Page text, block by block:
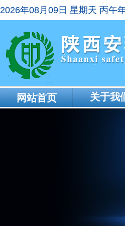
2026年08月09日 星期天 丙午
网站首页 关于我